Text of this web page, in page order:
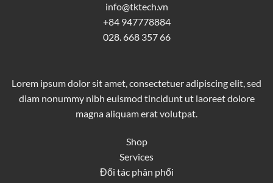
info@tktech.vn
+84 947778884
028. 668 357 66
Lorem ipsum dolor sit amet, consectetuer adipiscing elit, sed
diam nonummy nibh euismod tincidunt ut laoreet dolore
magna aliquam erat volutpat.
Shop
Services
Đối tác phân phối